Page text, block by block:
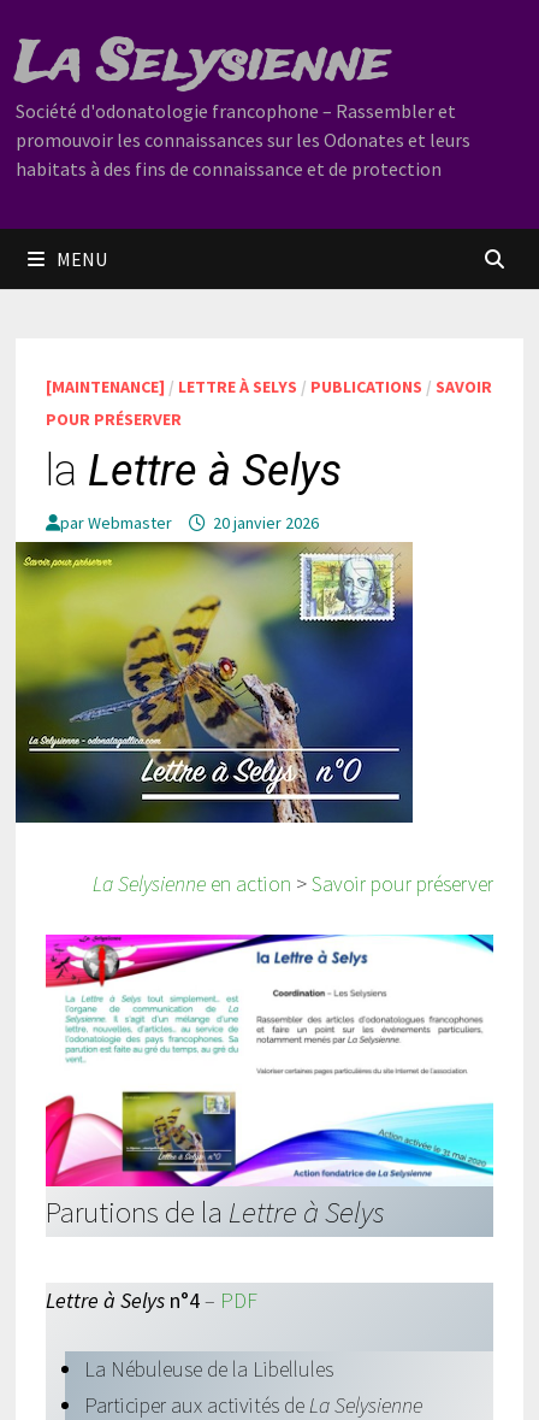
au
contenu
La Selysienne
Société d'odonatologie francophone – Rassembler et
promouvoir les connaissances sur les Odonates et leurs
habitats à des fins de connaissance et de protection
MENU
[MAINTENANCE] / LETTRE À SELYS / PUBLICATIONS / SAVOIR
POUR PRÉSERVER
la Lettre à Selys
parWebmaster 20 janvier 2026
La Selysienne en action >Savoir pour préserver
Parutions de la Lettre à Selys
Lettre à Selys n°4– PDF
La Nébuleuse de la Libellules
Participer aux activités de La Selysienne